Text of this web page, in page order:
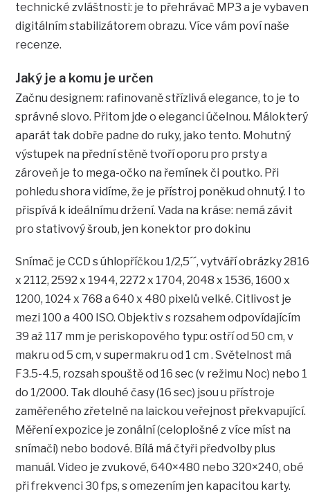
technické zvláštnosti: je to přehrávač MP3 a je vybaven
digitálním stabilizátorem obrazu. Více vám poví naše
recenze.
Jaký je a komu je určen
Začnu designem: rafinovaně střízlivá elegance, to je to
správné slovo. Přitom jde o eleganci účelnou. Málokterý
aparát tak dobře padne do ruky, jako tento. Mohutný
výstupek na přední stěně tvoří oporu pro prsty a
zároveň je to mega-očko na řemínek či poutko. Při
pohledu shora vidíme, že je přístroj poněkud ohnutý. I to
přispívá k ideálnímu držení. Vada na kráse: nemá závit
pro stativový šroub, jen konektor pro dokinu
Snímač je CCD s úhlopříčkou 1/2,5´´, vytváří obrázky 2816
x 2112, 2592 x 1944, 2272 x 1704, 2048 x 1536, 1600 x
1200, 1024 x 768 a 640 x 480 pixelů velké. Citlivost je
mezi 100 a 400 ISO. Objektiv s rozsahem odpovídajícím
39 až 117 mm je periskopového typu: ostří od 50 cm, v
makru od 5 cm, v supermakru od 1 cm . Světelnost má
F3.5-4.5, rozsah spouště od 16 sec (v režimu Noc) nebo 1
do 1/2000. Tak dlouhé časy (16 sec) jsou u přístroje
zaměřeného zřetelně na laickou veřejnost překvapující.
Měření expozice je zonální (celoplošné z více míst na
snímači) nebo bodové. Bílá má čtyři předvolby plus
manuál. Video je zvukové, 640×480 nebo 320×240, obé
při frekvenci 30 fps, s omezením jen kapacitou karty.